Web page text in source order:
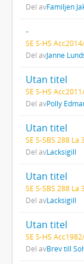
Del avFamiljen
-
SE S-HS
Del avJanne
Utan titel
SE S-HS
Del avPolly
Utan titel
SE S-SBS 288 La
Del avLacksigill
Utan titel
SE S-SBS 288 La
Del avLacksigill
Utan titel
SE S-HS
Del avBrev till